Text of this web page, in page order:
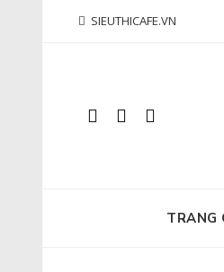
SIEUTHICAFE.VN
TRANG